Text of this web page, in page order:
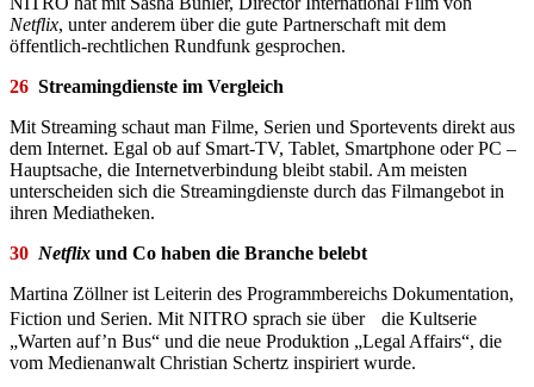
Netflix, unter anderem über die gute Partnerschaft mit dem
öffentlich-rechtlichen Rundfunk gesprochen.
26 Streamingdienste im Vergleich
Mit Streaming schaut man Filme, Serien und Sportevents direkt aus
dem Internet. Egal ob auf Smart-TV, Tablet, Smartphone oder PC –
Hauptsache, die Internetverbindung bleibt stabil. Am meisten
unterscheiden sich die Streamingdienste durch das Filmangebot in
ihren Mediatheken.
30 Netflix und Co haben die Branche belebt
Martina Zöllner ist Leiterin des Programmbereichs Dokumentation,
Fiction und Serien. Mit NITRO sprach sie über die Kultserie
„Warten auf’n Bus“ und die neue Produktion „Legal Affairs“, die
vom Medienanwalt Christian Schertz inspiriert wurde.